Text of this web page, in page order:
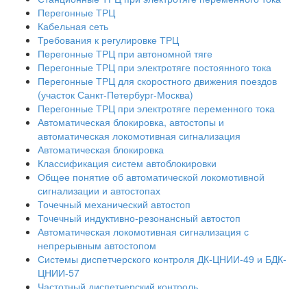
Перегонные ТРЦ
Кабельная сеть
Требования к регулировке ТРЦ
Перегонные ТРЦ при автономной тяге
Перегонные ТРЦ при электротяге постоянного тока
Перегонные ТРЦ для скоростного движения поездов
(участок Санкт-Петербург-Москва)
Перегонные ТРЦ при электротяге переменного тока
Автоматическая блокировка, автостопы и
автоматическая локомотивная сигнализация
Автоматическая блокировка
Классификация систем автоблокировки
Общее понятие об автоматической локомотивной
сигнализации и автостопах
Точечный механический автостоп
Точечный индуктивно-резонансный автостоп
Автоматическая локомотивная сигнализация с
непрерывным автостопом
Системы диспетчерского контроля ДК-ЦНИИ-49 и БДК-
ЦНИИ-57
Частотный диспетчерский контроль